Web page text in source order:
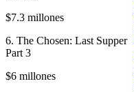
$7.3 millones
6. The Chosen: Last Supper
Part 3
$6 millones